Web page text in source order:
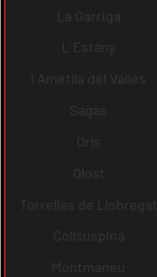
La Garriga
L´Estany
l´Ametlla del Vallès
Sagàs
Orís
Olost
Torrelles de Llobregat
Collsuspina
Montmaneu